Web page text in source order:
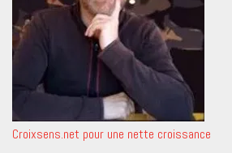
Croixsens.net pour une nette croissance